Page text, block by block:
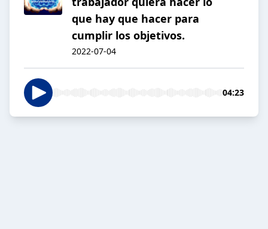
que hay que hacer para
cumplir los objetivos.
2022-07-04
04:23